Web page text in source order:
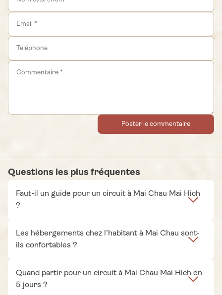
Poster le commentaire
Questions les plus fréquentes
Faut-il un guide pour un circuit à Mai Chau Mai Hich
?
Les hébergements chez l’habitant à Mai Chau sont-
ils confortables ?
Quand partir pour un circuit à Mai Chau Mai Hich en
5 jours ?